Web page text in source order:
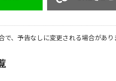
で、予告なしに変更される場合があり